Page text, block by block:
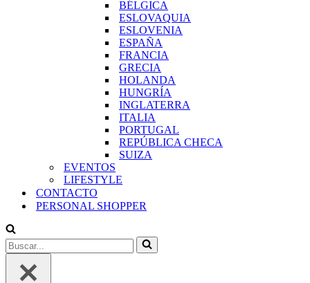
BÉLGICA
ESLOVAQUIA
ESLOVENIA
ESPAÑA
FRANCIA
GRECIA
HOLANDA
HUNGRÍA
INGLATERRA
ITALIA
PORTUGAL
REPÚBLICA CHECA
SUIZA
EVENTOS
LIFESTYLE
CONTACTO
PERSONAL SHOPPER
Buscar...